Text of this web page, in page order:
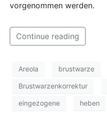
vorgenommen werden.
Continue reading
Areola brustwarze
Brustwarzenkorrektur
eingezogene heben